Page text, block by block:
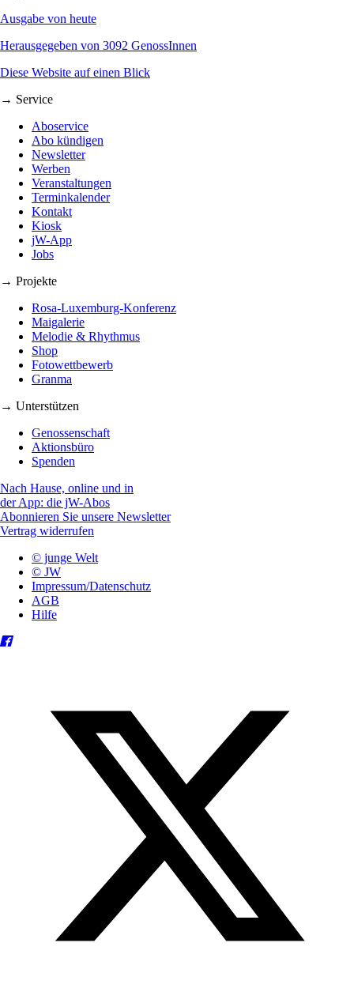
Ausgabe von heute
Herausgegeben von 3092 GenossInnen
Diese Website auf einen Blick
→ Service
Aboservice
Abo kündigen
Newsletter
Werben
Veranstaltungen
Terminkalender
Kontakt
Kiosk
jW-App
Jobs
→ Projekte
Rosa-Luxemburg-Konferenz
Maigalerie
Melodie & Rhythmus
Shop
Fotowettbewerb
Granma
→ Unterstützen
Genossenschaft
Aktionsbüro
Spenden
Nach Hause, online und in
der App: die jW-Abos
Abonnieren Sie unsere Newsletter
Vertrag widerrufen
© junge Welt
© JW
Impressum/Datenschutz
AGB
Hilfe